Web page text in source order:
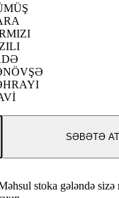
SƏBƏTƏ AT
stoka gələndə sizə